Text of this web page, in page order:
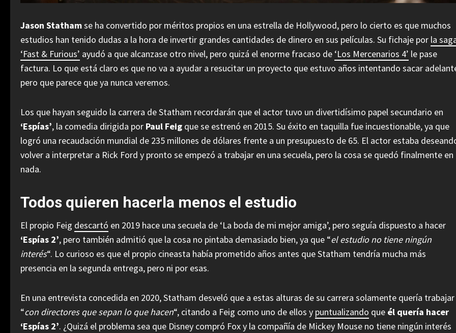
Jason Stathamse ha convertido por méritos propios en una estrella de Hollywood, pero lo cierto es que muchos
estudios han tenido dudas a la hora de invertir grandes cantidades de dinero en sus películas. Su fichaje por la
‘Fast & Furious’ ayudó a que alcanzase otro nivel, pero quizá el enorme fracaso de ‘Los Mercenarios 4’ le pase
factura. Lo que está claro es que no va a ayudar a resucitar un proyecto que estuvo años intentando sacar
pero que parece que ya nunca veremos.
Los que hayan seguido la carrera de Statham recordarán que el actor tuvo un divertidísimo papel secundario en
‘Espías’, la comedia dirigida por Paul Feig que se estrenó en 2015. Su éxito en taquilla fue incuestionable, ya que
logró una recaudación mundial de 235 millones de dólares frente a un presupuesto de 65. El actor estaba
volver a interpretar a Rick Ford y pronto se empezó a trabajar en una secuela, pero la cosa se quedó finalmente en
nada.
Todos quieren hacerla menos el estudio
El propio Feig descartó en 2019 hace una secuela de ‘La boda de mi mejor amiga’, pero seguía dispuesto a hacer
‘Espías 2’, pero también admitió que la cosa no pintaba demasiado bien, ya que “el estudio no tiene ningún
interés“. Lo curioso es que el propio cineasta había prometido años antes que Statham tendría mucha más
presencia en la segunda entrega, pero ni por esas.
En una entrevista concedida en 2020, Statham desveló que a estas alturas de su carrera solamente quería trabajar
“con directores que sepan lo que hacen“, citando a Feig como uno de ellos y puntualizando que él quería hacer
‘Espías 2’. ¿Quizá el problema sea que Disney compró Fox y la compañía de Mickey Mouse no tiene ningún interés